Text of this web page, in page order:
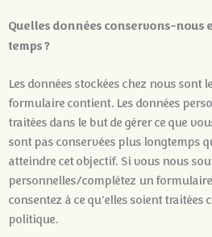
Quelles données conservons-nous
temps ?
Les données stockées chez nous sont
formulaire contient. Les données
traitées dans le but de gérer ce que
sont pas conservées plus longtemps
atteindre cet objectif. Si vous nous
personnelles/complétez un
consentez à ce qu'elles soient traitées
politique.